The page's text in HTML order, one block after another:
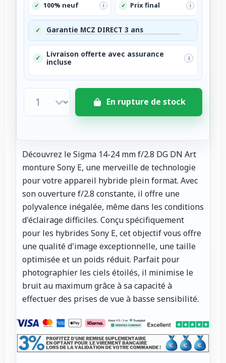
✓ 100% neuf i ✓ Prix final i
✓ Garantie MCZ DIRECT 3 ans
✓
Livraison offerte avec assurance
incluse
i
En rupture de stock
Découvrez le Sigma 14-24 mm f/2.8 DG DN Art
monture Sony E, une merveille de technologie
pour votre appareil hybride plein format. Avec
son ouverture f/2.8 constante, il offre une
polyvalence inégalée, même dans les conditions
d'éclairage difficiles. Conçu spécifiquement
pour les hybrides Sony E, cet objectif vous offre
une qualité d'image exceptionnelle, une taille
optimisée et un poids réduit. Parfait pour
photographier les ciels étoilés, il minimise le
bruit au maximum grâce à sa capacité à
effectuer des prises de vue à basse sensibilité.